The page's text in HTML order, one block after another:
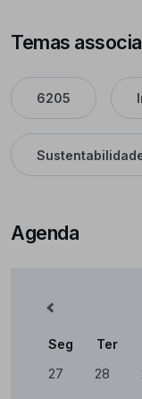
Temas
6205
Agenda
Calendário
Seg Ter
27 28